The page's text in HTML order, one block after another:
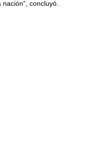
concluyó.